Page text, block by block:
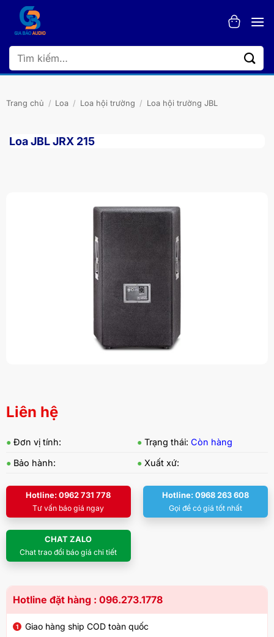
dung
Tìm
kiếm:
Trang chủ / Loa / Loa hội trường / Loa hội trường JBL
Loa JBL JRX 215
Liên hệ
● Đơn vị tính: ● Trạng thái: Còn hàng
● Bảo hành: ● Xuất xứ:
Hotline: 0962 731 778
Tư vấn báo giá ngay
Hotline: 0968 263 608
Gọi để có giá tốt nhất
CHAT ZALO
Chat trao đổi báo giá chi tiết
Hotline đặt hàng : 096.273.1778
Giao hàng ship COD toàn quốc